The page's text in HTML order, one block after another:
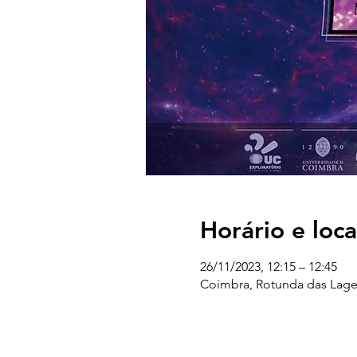
Horário e
26/11/2023, 12:15 – 12:45
Coimbra, Rotunda das